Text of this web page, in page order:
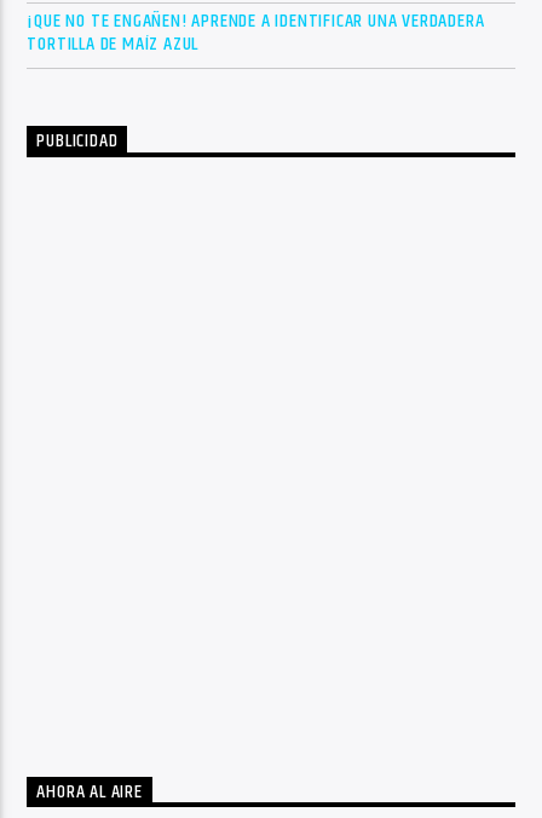
¡QUE NO TE ENGAÑEN! APRENDE A IDENTIFICAR UNA VERDADERA
TORTILLA DE MAÍZ AZUL
PUBLICIDAD
AHORA AL AIRE